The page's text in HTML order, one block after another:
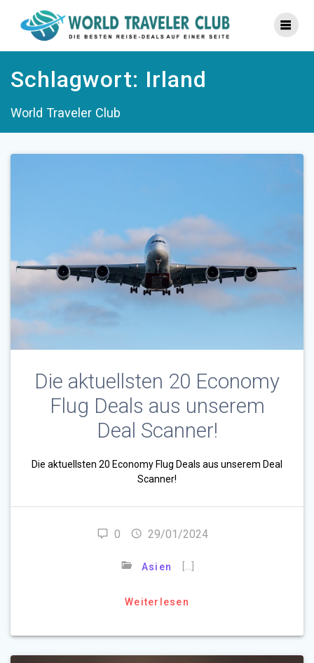
Inhalt
springen
Schlagwort: Irland
World Traveler Club
Die aktuellsten 20 Economy
Flug Deals aus unserem
Deal Scanner!
Die aktuellsten 20 Economy Flug Deals aus unserem Deal
Scanner!
0 29/01/2024
Asien
Weiterlesen